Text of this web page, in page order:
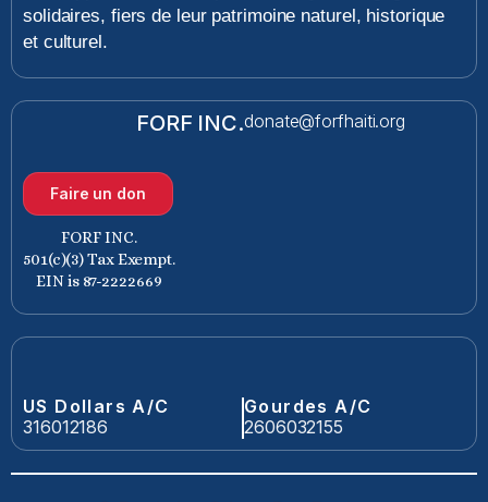
solidaires, fiers de leur patrimoine naturel, historique
et culturel.
FORF INC.donate@forfhaiti.org
Faire un don
FORF INC.
501(c)(3) Tax Exempt.
EIN is 87-2222669
US Dollars A/C
316012186
Gourdes A/C
2606032155